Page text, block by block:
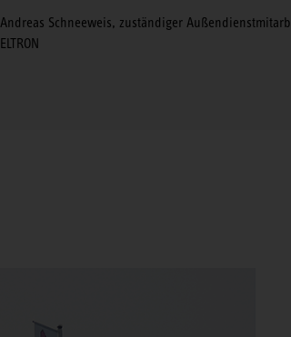
Andreas Schneeweis, zuständiger
ELTRON